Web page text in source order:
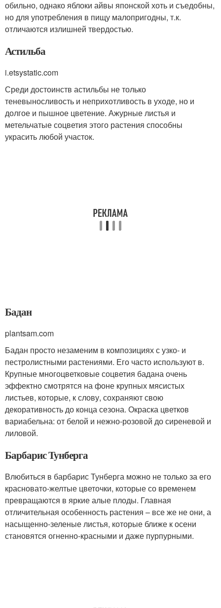
обильно, однако яблоки айвы японской хоть и съедобны,
но для употребления в пищу малопригодны, т.к.
отличаются излишней твердостью.
Астильба
i.etsystatic.com
Среди достоинств астильбы не только
теневыносливость и неприхотливость в уходе, но и
долгое и пышное цветение. Ажурные листья и
метельчатые соцветия этого растения способны
украсить любой участок.
Бадан
plantsam.com
Бадан просто незаменим в композициях с узко- и
пестролистными растениями. Его часто используют в.
Крупные многоцветковые соцветия бадана очень
эффектно смотрятся на фоне крупных мясистых
листьев, которые, к слову, сохраняют свою
декоративность до конца сезона. Окраска цветков
вариабельна: от белой и нежно-розовой до сиреневой и
лиловой.
Барбарис Тунберга
Влюбиться в барбарис Тунберга можно не только за его
красновато-желтые цветочки, которые со временем
превращаются в яркие алые плоды. Главная
отличительная особенность растения – все же не они, а
насыщенно-зеленые листья, которые ближе к осени
становятся огненно-красными и даже пурпурными.